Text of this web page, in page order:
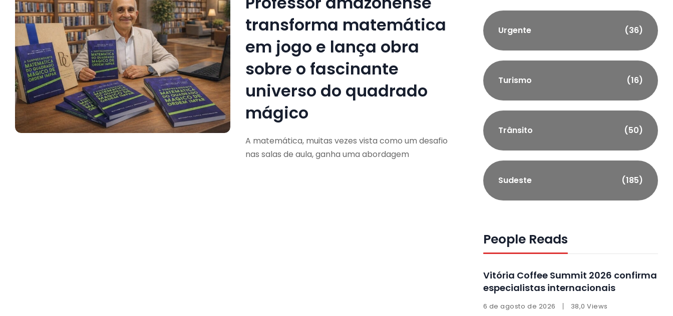
transforma matemática
em jogo e lança obra
sobre o fascinante
universo do quadrado
mágico
A matemática, muitas vezes vista como um desafio
nas salas de aula, ganha uma abordagem
Urgente (36)
Turismo (16)
Trânsito (50)
Sudeste (185)
People Reads
Vitória Coffee Summit 2026 confirma
especialistas internacionais
6 de agosto de 2026 38,0 Views